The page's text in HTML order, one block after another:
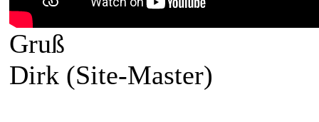
Gruß
Dirk (Site-Master)